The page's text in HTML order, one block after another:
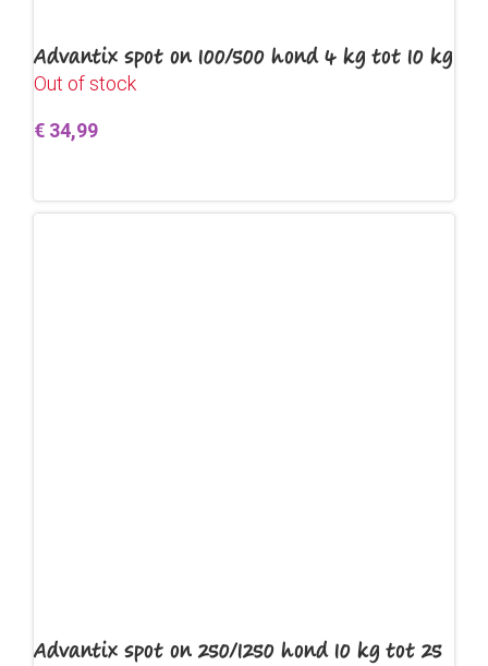
Advantix spot on 100/500 hond 4 kg tot 10 kg
Out of stock
€ 34,99
Advantix spot on 250/1250 hond 10 kg tot 25